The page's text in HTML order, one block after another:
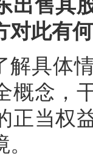
出售其
对此有
解具体
概念，
正当权